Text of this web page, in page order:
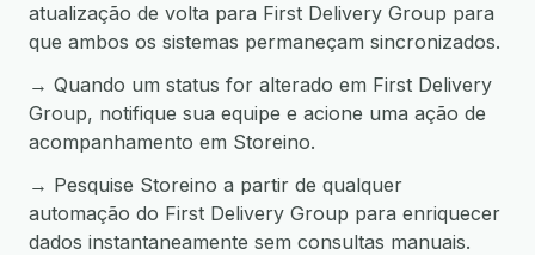
atualização de volta para First Delivery Group para
que ambos os sistemas permaneçam sincronizados.
→ Quando um status for alterado em First Delivery
Group, notifique sua equipe e acione uma ação de
acompanhamento em Storeino.
→ Pesquise Storeino a partir de qualquer
automação do First Delivery Group para enriquecer
dados instantaneamente sem consultas manuais.